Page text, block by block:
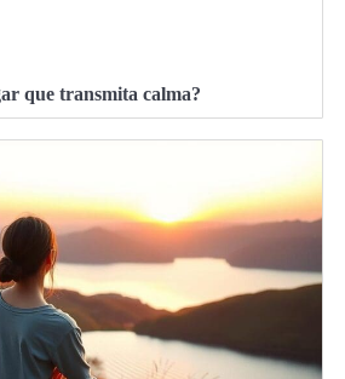
que transmita calma?